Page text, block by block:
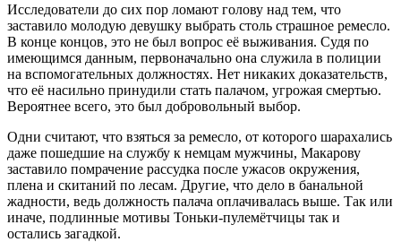
Исследователи до сих пор ломают голову над тем, что
заставило молодую девушку выбрать столь страшное ремесло.
В конце концов, это не был вопрос её выживания. Судя по
имеющимся данным, первоначально она служила в полиции
на вспомогательных должностях. Нет никаких доказательств,
что её насильно принудили стать палачом, угрожая смертью.
Вероятнее всего, это был добровольный выбор.
Одни считают, что взяться за ремесло, от которого шарахались
даже пошедшие на службу к немцам мужчины, Макарову
заставило помрачение рассудка после ужасов окружения,
плена и скитаний по лесам. Другие, что дело в банальной
жадности, ведь должность палача оплачивалась выше. Так или
иначе, подлинные мотивы Тоньки-пулемётчицы так и
остались загадкой.